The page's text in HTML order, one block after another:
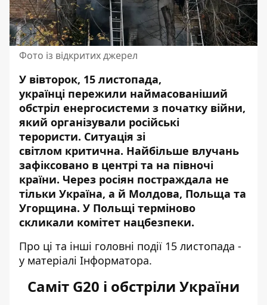
Фото із відкритих джерел
У вівторок, 15 листопада,
українці пережили наймасованіший
обстріл енергосистеми з початку війни,
який організували російські
терористи. Ситуація зі
світлом критична. Найбільше влучань
зафіксовано в центрі та на півночі
країни. Через росіян постраждала не
тільки Україна, а й Молдова, Польща та
Угорщина. У Польщі терміново
скликали комітет нацбезпеки.
Про ці та інші головні події 15 листопада -
у матеріалі Інформатора.
Саміт G20 і обстріли України